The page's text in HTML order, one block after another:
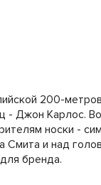
200-
- Джон Карлос.
носки -
и над
бренда.